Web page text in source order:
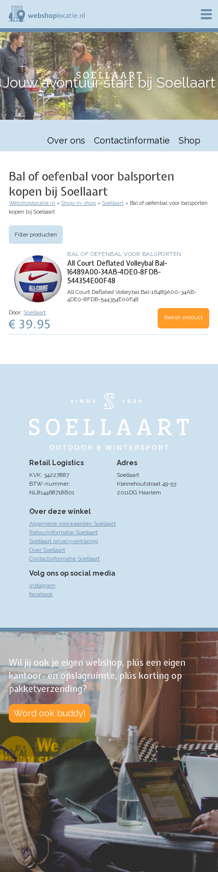
Overslaan
naar
de
inhoud
gaan
W
e
b
o
p
c
Jouw avontuur start bij Soellaart
Over ons Contactinformatie Shop
Bal of oefenbal voor balsporten
kopen bij Soellaart
Kruimelpad
Webshoplocatie.nl Shop-in-shop Soellaart
Bal of oefenbal voor balsporten
kopen bij Soellaart
Filter producten
BAL OF OEFENBAL VOOR BALSPORTEN
All Court Deflated Volleybal Bal-
16489A00-34AB-4DE0-8FDB-
544354E00F48
All Court Deflated Volleybal Bal-16489A00-34AB-
4DE0-8FDB-544354E00F48
Door: Soellaart
€ 39.95 Bekijk product
Over deze winkel
Algemene voorwaarden Soellaart
Retourinformatie Soellaart
Soellaart privacyverklaring
Over Soellaart
Contactinformatie Soellaart
Volg ons op social media
instagram
facebook
Adres
Soellaart
Kleinehoutstraat 49-53
2011DG Haarlem
Retail Logistics
KVK: 34227887
BTW-nummer:
NL814468718B01
Wil jij ook je eigen webshop, plús een eigen
kantoor- en opslagruimte, plús korting op
pakketverzending?
Word ook buddy!